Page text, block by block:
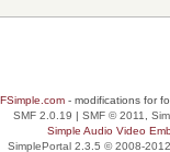
- modifications for
SMF 2.0.19 | SMF © 2011
Simple Audio Video
SimplePortal 2.3.5 © 2008-